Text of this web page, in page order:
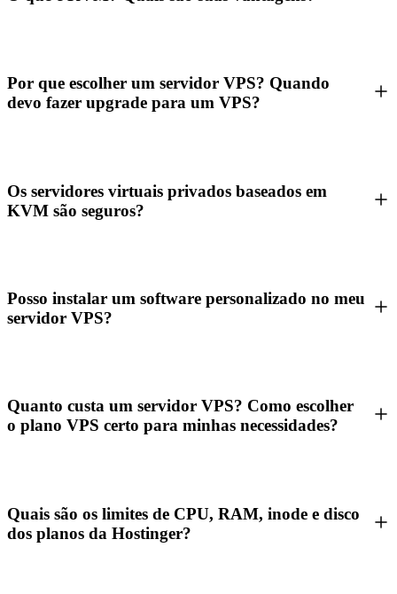
Por que escolher um servidor VPS? Quando
devo fazer upgrade para um VPS?
Os servidores virtuais privados baseados em
KVM são seguros?
Posso instalar um software personalizado no meu
servidor VPS?
Quanto custa um servidor VPS? Como escolher
o plano VPS certo para minhas necessidades?
Quais são os limites de CPU, RAM, inode e disco
dos planos da Hostinger?